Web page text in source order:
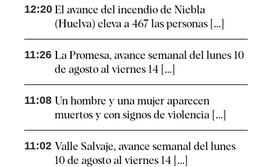
12:20 El avance del incendio de Niebla
(Huelva) eleva a 467 las personas [...]
11:26 La Promesa, avance semanal del lunes 10
de agosto al viernes 14 [...]
11:08 Un hombre y una mujer aparecen
muertos y con signos de violencia [...]
11:02 Valle Salvaje, avance semanal del lunes
10 de agosto al viernes 14 [...]